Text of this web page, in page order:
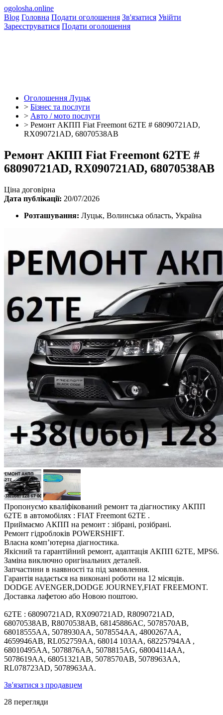
ogolosha.online
Blog Головна Подати оголошення Зв'язатися Увійти
Зареєструватися Подати оголошення
Оголошення Луцьк
> Бізнес та послуги
> Авто / мото послуги
> Ремонт АКПП Fiat Freemont 62TE # 68090721AD,
RX090721AD, 68070538AB
Ремонт АКПП Fiat Freemont 62TE #
68090721AD, RX090721AD, 68070538AB
Ціна договірна
Дата публікації: 20/07/2026
Розташування: Луцьк, Волинська область, Україна
Пропонуємо кваліфікований ремонт та діагностику АКПП
62TE в автомобілях : FIAT Freemont 62TE .
Приймаємо АКПП на ремонт : зібрані, розібрані.
Ремонт гідроблоків POWERSHIFT.
Власна комп’ютерна діагностика.
Якісний та гарантійний ремонт, адаптація АКПП 62TE, MPS6.
Заміна виключно оригінальних деталей.
Запчастини в наявності та під замовлення.
Гарантія надається на виконані роботи на 12 місяців.
DODGE AVENGER,DODGE JOURNEY,FIAT FREEMONT.
Доставка лафетою або Новою поштою.
62TE : 68090721AD, RX090721AD, R8090721AD,
68070538AB, R8070538AB, 68145886AC, 5078570AB,
68018555AA, 5078930AA, 5078554AA, 4800267AA,
4659946AB, RL052759AA, 68014 103AA, 68225794AA ,
68010495AA, 5078876AA, 5078815AG, 68004114AA,
5078619AA, 68051321AB, 5078570AB, 5078963AA,
RL078723AD, 5078963AA.
Зв'язатися з продавцем
28 перегляди